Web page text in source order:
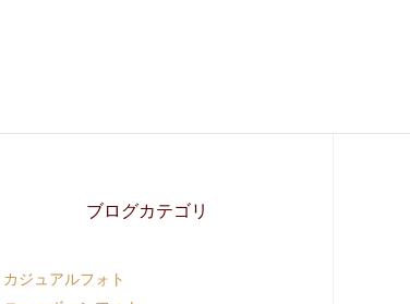
ブログカテゴリ
カジュアルフォト